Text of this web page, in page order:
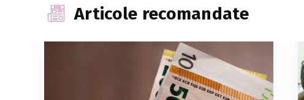
Articole recomandate